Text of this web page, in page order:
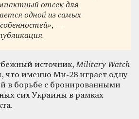
отсек для
одной из самых
—
источник,Military Watch
что именно Ми-28 играет одну
в борьбе с бронированными
сил Украины в рамках